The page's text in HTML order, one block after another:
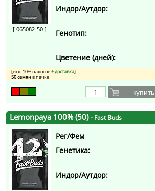
[ 065082-50 ]
Индор/Аутдор:
Генотип:
Цветение (дней):
[вкл. 10% налогов+ доставка]
50 семянв пачке
купить
Lemonpaya 100% (50)- Fast Buds
Рег/Фем
Генетика:
Индор/Аутдор: